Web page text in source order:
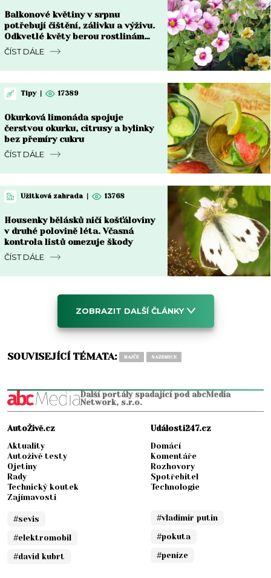
Balkonové květiny v srpnu
potřebují čištění, zálivku a výživu.
Odkvetlé květy berou rostlinám
sílu
ČÍST DÁLE
Tipy | 17389
Okurková limonáda spojuje
čerstvou okurku, citrusy a bylinky
bez přemíry cukru
ČÍST DÁLE
Užitková zahrada | 13768
Housenky bělásků ničí košťáloviny
v druhé polovině léta. Včasná
kontrola listů omezuje škody
ČÍST DÁLE
ZOBRAZIT DALŠÍ ČLÁNKY
SOUVISEJÍCÍ TÉMATA: RAJČE SAZENICE
Další portály spadající pod abcMedia
Network, s.r.o.
AutoŽivě.cz
Aktuality
Autoživě testy
Ojetiny
Rady
Technický koutek
Zajímavosti
#sevis
#elektromobil
#david kubrt
Události247.cz
Domácí
Komentáře
Rozhovory
Spotřebitel
Technologie
#vladimir putin
#pokuta
#peníze